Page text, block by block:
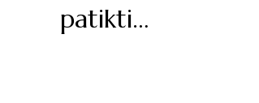
patikti…